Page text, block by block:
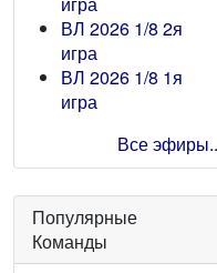
ВЛ 2026 1/8 2я
игра
ВЛ 2026 1/8 1я
игра
Все
Популярные
Команды